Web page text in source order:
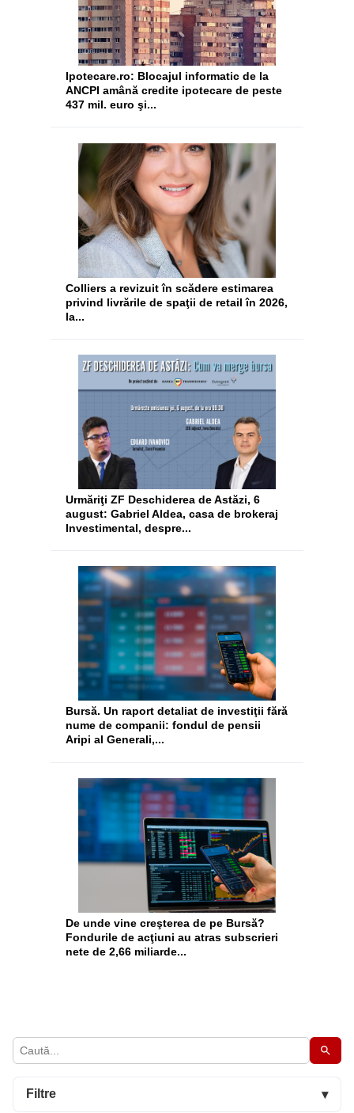
Filtre ▾
Ipotecare.ro: Blocajul informatic de la
ANCPI amână credite ipotecare de peste
437 mil. euro şi...
Colliers a revizuit în scădere estimarea
privind livrările de spaţii de retail în 2026,
la...
Urmăriţi ZF Deschiderea de Astăzi, 6
august: Gabriel Aldea, casa de brokeraj
Investimental, despre...
Bursă. Un raport detaliat de investiţii fără
nume de companii: fondul de pensii
Aripi al Generali,...
De unde vine creşterea de pe Bursă?
Fondurile de acţiuni au atras subscrieri
nete de 2,66 miliarde...